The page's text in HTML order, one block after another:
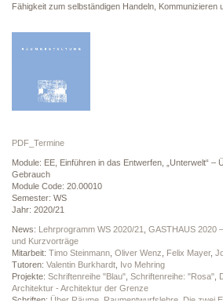
Fähigkeit zum selbständigen Handeln, Kommunizieren
PDF_Termine
Module: EE, Einführen in das Entwerfen, „Unterwelt“ –
Gebrauch
Module Code: 20.00010
Semester: WS
Jahr: 2020/21
News: Lehrprogramm WS 2020/21
GASTHAUS 2020
und Kurzvorträge
Mitarbeit: Timo Steinmann Oliver Wenz Felix Mayer,
Tutoren: Valentin Burkhardt Ivo Mehring
Projekte: Schriftenreihe "Blau" Schriftenreihe: "Rosa"
Architektur - Architektur der Grenze
Schriften: Über Räume Raumentwurfslehre Die zwei